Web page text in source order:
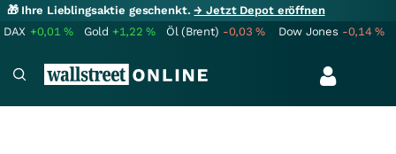
🎁 Ihre Lieblingsaktie geschenkt.→ Jetzt Depot eröffnen
DAX +0,01% Gold +1,22% Öl (Brent) -0,03% Dow Jones -0,14%